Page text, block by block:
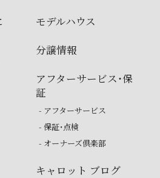
モデルハウス
分譲情報
アフターサービス・保
証
- アフターサービス
- 保証・点検
- オーナーズ倶楽部
キャロット ブログ